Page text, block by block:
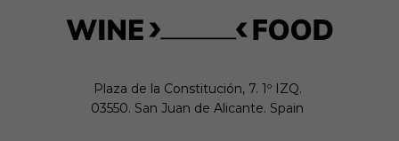
Plaza de la Constitución, 7. 1º IZQ.
03550. San Juan de Alicante. Spain